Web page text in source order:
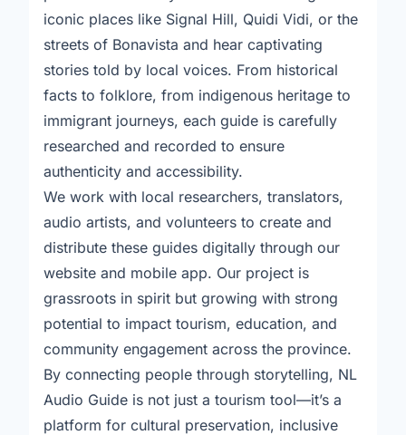
iconic places like Signal Hill, Quidi Vidi, or the
streets of Bonavista and hear captivating
stories told by local voices. From historical
facts to folklore, from indigenous heritage to
immigrant journeys, each guide is carefully
researched and recorded to ensure
authenticity and accessibility.
We work with local researchers, translators,
audio artists, and volunteers to create and
distribute these guides digitally through our
website and mobile app. Our project is
grassroots in spirit but growing with strong
potential to impact tourism, education, and
community engagement across the province.
By connecting people through storytelling, NL
Audio Guide is not just a tourism tool—it’s a
platform for cultural preservation, inclusive